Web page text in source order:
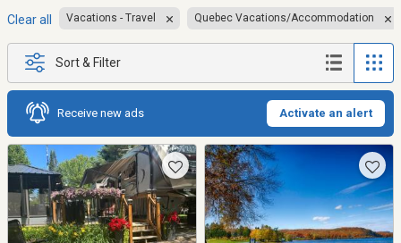
Clear all Vacations - Travel Quebec Vacations/Accommodation
Sort & Filter
Receive new ads Activate an alert